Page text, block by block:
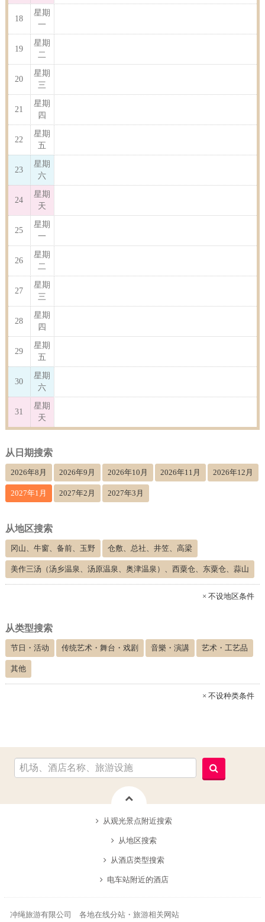
18
星期
一
19
星期
二
20
星期
三
21
星期
四
22
星期
五
23
星期
六
24
星期
天
25
星期
一
26
星期
二
27
星期
三
28
星期
四
29
星期
五
30
星期
六
31
星期
天
从日期搜索
2026年8月 2026年9月 2026年10月 2026年11月 2026年12月
2027年1月 2027年2月 2027年3月
从地区搜索
冈山、牛窗、备前、玉野 仓敷、总社、井笠、高梁
美作三汤（汤乡温泉、汤原温泉、奥津温泉）、西粟仓、东粟仓、蒜山
× 不设地区条件
从类型搜索
节日・活动 传统艺术・舞台・戏剧 音樂・演講 艺术・工艺品
其他
× 不设种类条件
从观光景点附近搜索
从地区搜索
从酒店类型搜索
电车站附近的酒店
冲绳旅游有限公司 各地在线分站・旅游相关网站